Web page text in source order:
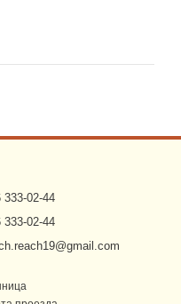
333-02-44
333-02-44